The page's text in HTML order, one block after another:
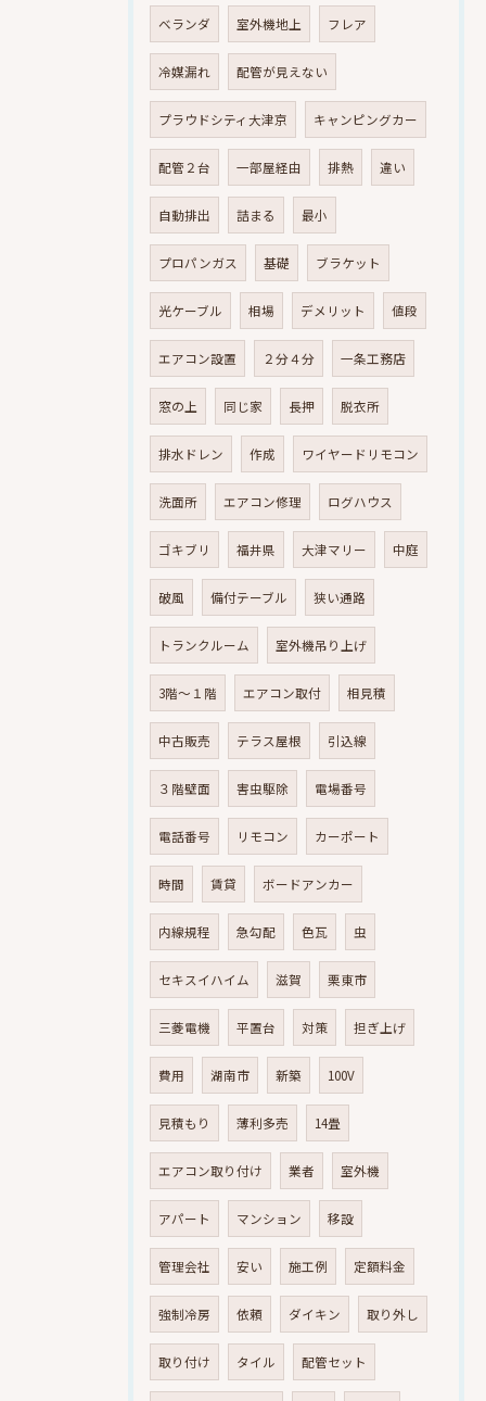
ベランダ 室外機地上 フレア
冷媒漏れ 配管が見えない
プラウドシティ大津京 キャンピングカー
配管２台 一部屋経由 排熱 違い
自動排出 詰まる 最小
プロパンガス 基礎 ブラケット
光ケーブル 相場 デメリット 値段
エアコン設置 ２分４分 一条工務店
窓の上 同じ家 長押 脱衣所
排水ドレン 作成 ワイヤードリモコン
洗面所 エアコン修理 ログハウス
ゴキブリ 福井県 大津マリー 中庭
破風 備付テーブル 狭い通路
トランクルーム 室外機吊り上げ
3階～１階 エアコン取付 相見積
中古販売 テラス屋根 引込線
３階壁面 害虫駆除 電場番号
電話番号 リモコン カーポート
時間 賃貸 ボードアンカー
内線規程 急勾配 色瓦 虫
セキスイハイム 滋賀 栗東市
三菱電機 平置台 対策 担ぎ上げ
費用 湖南市 新築 100V
見積もり 薄利多売 14畳
エアコン取り付け 業者 室外機
アパート マンション 移設
管理会社 安い 施工例 定額料金
強制冷房 依頼 ダイキン 取り外し
取り付け タイル 配管セット